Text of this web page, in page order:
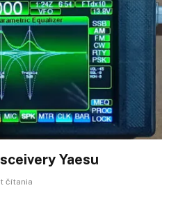
Yaesu
čítania